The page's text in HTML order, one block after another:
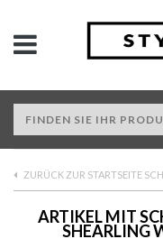
ZURÜCK ZUR STARTSEITE
ARTIKEL MIT
SHEARLING